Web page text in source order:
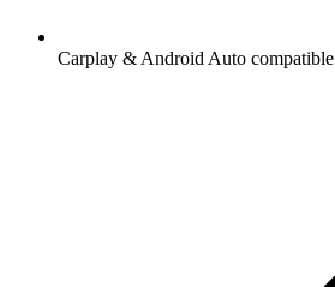
Carplay & Android Auto compatible